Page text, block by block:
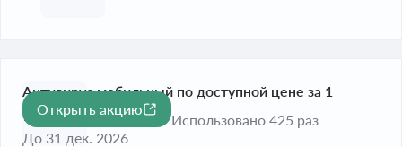
Антивирус мобильный по доступной цене за 1
устройство
До 31 дек. 2026
Открыть акцию
Использовано 425 раз